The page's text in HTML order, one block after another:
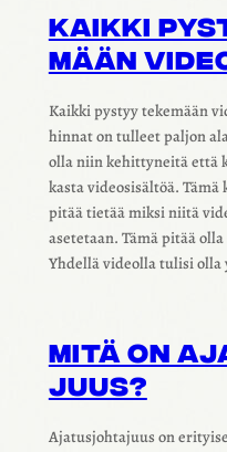
KAIKKI
MÄÄN
Kaikki pystyy teke­mään
hinnat on tulleet paljon
olla niin kehit­ty­neitä että
kasta video­si­säl­töä.
pitää tietää miksi niitä
asete­taan. Tämä pitää
Yhdellä videolla tulisi olla
MITÄ ON
JUUS?
Ajatus­joh­ta­juus on